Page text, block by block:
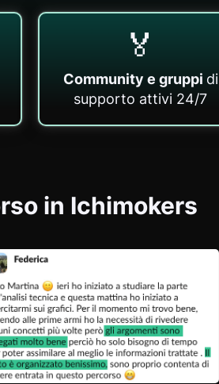
🏅
Community e gruppi di
supporto attivi 24/7
in Ichimokers